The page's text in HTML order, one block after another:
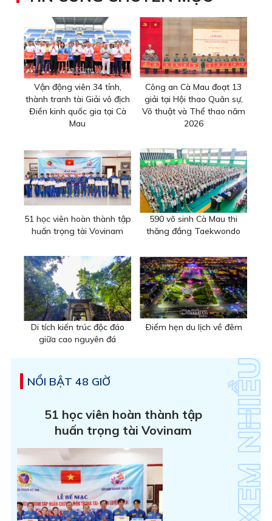
Vận động viên 34 tỉnh,
thành tranh tài Giải vô địch
Điền kinh quốc gia tại Cà
Mau
Công an Cà Mau đoạt 13
giải tại Hội thao Quân sự,
Võ thuật và Thể thao năm
2026
51 học viên hoàn thành tập
huấn trọng tài Vovinam
590 võ sinh Cà Mau thi
thăng đẳng Taekwondo
Di tích kiến trúc độc đáo
giữa cao nguyên đá
Ðiểm hẹn du lịch về đêm
NỔI BẬT 48 GIỜ
51 học viên hoàn thành tập
huấn trọng tài Vovinam